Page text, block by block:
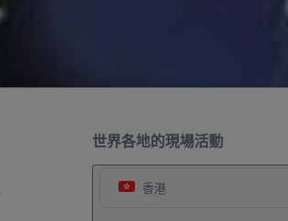
世界各地的現場活動
香港